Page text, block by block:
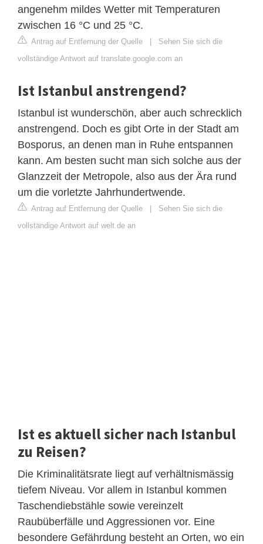
angenehm mildes Wetter mit Temperaturen
zwischen 16 °C und 25 °C.
Antrag auf Entfernung der Quelle | Sehen Sie sich die
vollständige Antwort auf translate.google.com an
Ist Istanbul anstrengend?
Istanbul ist wunderschön, aber auch schrecklich
anstrengend. Doch es gibt Orte in der Stadt am
Bosporus, an denen man in Ruhe entspannen
kann. Am besten sucht man sich solche aus der
Glanzzeit der Metropole, also aus der Ära rund
um die vorletzte Jahrhundertwende.
Antrag auf Entfernung der Quelle | Sehen Sie sich die
vollständige Antwort auf welt.de an
Ist es aktuell sicher nach Istanbul
zu Reisen?
Die Kriminalitätsrate liegt auf verhältnismässig
tiefem Niveau. Vor allem in Istanbul kommen
Taschendiebstähle sowie vereinzelt
Raubüberfälle und Aggressionen vor. Eine
besondere Gefährdung besteht an Orten, wo ein